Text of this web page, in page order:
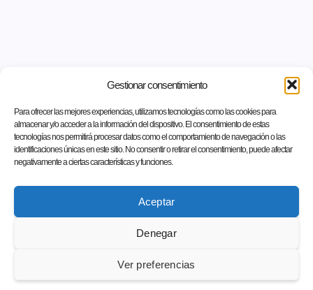
Gestionar consentimiento
Para ofrecer las mejores experiencias, utilizamos tecnologías como las cookies para
almacenar y/o acceder a la información del dispositivo. El consentimiento de estas
tecnologías nos permitirá procesar datos como el comportamiento de navegación o las
identificaciones únicas en este sitio. No consentir o retirar el consentimiento, puede afectar
negativamente a ciertas características y funciones.
Aceptar
Denegar
Ver preferencias